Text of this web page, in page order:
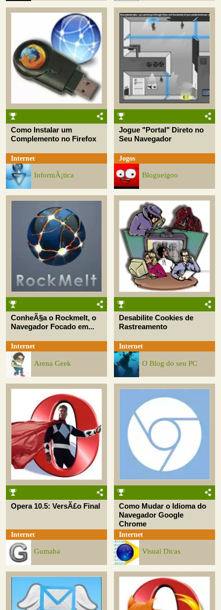
Como Instalar um
Complemento no Firefox
Internet
InformÃ¡tica
Jogue "Portal" Direto no
Seu Navegador
Jogos
Blogueigoo
ConheÃ§a o Rockmelt, o
Navegador Focado em...
Internet
Arena Geek
Desabilite Cookies de
Rastreamento
Internet
O Blog do seu PC
Opera 10.5: VersÃ£o Final
Internet
Gumaba
Como Mudar o Idioma do
Navegador Google
Chrome
Internet
Visual Dicas